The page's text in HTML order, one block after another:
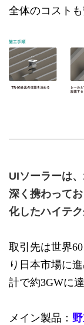
全体のコストも
UIソーラーは
深く携わって
化したハイテク
取引先は世界
り日本市場に
計で約3GWに
メイン製品：